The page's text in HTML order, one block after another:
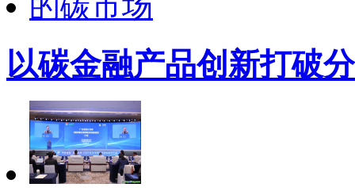
以碳金融产品创新打破